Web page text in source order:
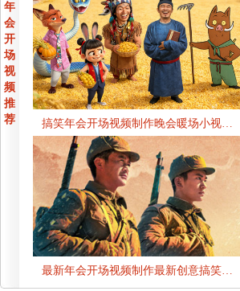
年
会
开
场
视
频
推
荐
搞笑年会开场视频制作晚会暖场小视…
最新年会开场视频制作最新创意搞笑…